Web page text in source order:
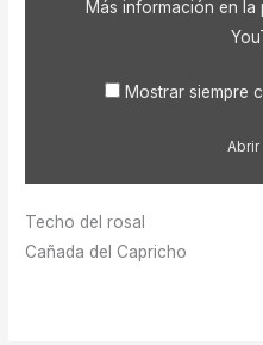
Más información en la
Mostrar siempre
Techo del rosal
Cañada del Capricho